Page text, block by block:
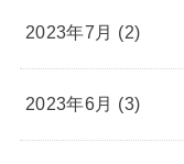
2023年7月 (2)
2023年6月 (3)